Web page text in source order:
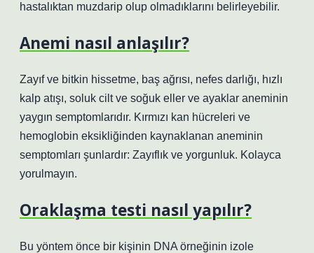
hastalıktan muzdarip olup olmadıklarını belirleyebilir.
Anemi nasıl anlaşılır?
Zayıf ve bitkin hissetme, baş ağrısı, nefes darlığı, hızlı
kalp atışı, soluk cilt ve soğuk eller ve ayaklar aneminin
yaygın semptomlarıdır. Kırmızı kan hücreleri ve
hemoglobin eksikliğinden kaynaklanan aneminin
semptomları şunlardır: Zayıflık ve yorgunluk. Kolayca
yorulmayın.
Oraklaşma testi nasıl yapılır?
Bu yöntem önce bir kişinin DNA örneğinin izole